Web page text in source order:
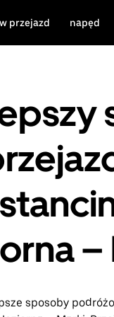
przejazd napęd
–
sposoby